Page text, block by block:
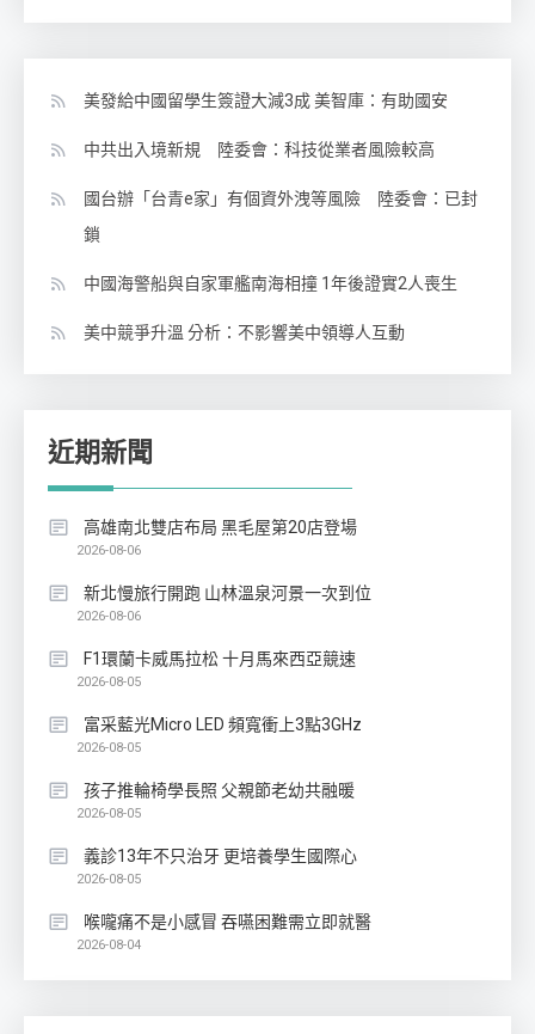
美發給中國留學生簽證大減3成 美智庫：有助國安
中共出入境新規 陸委會：科技從業者風險較高
國台辦「台青e家」有個資外洩等風險 陸委會：已封
鎖
中國海警船與自家軍艦南海相撞 1年後證實2人喪生
美中競爭升溫 分析：不影響美中領導人互動
近期新聞
高雄南北雙店布局 黑毛屋第20店登場
2026-08-06
新北慢旅行開跑 山林溫泉河景一次到位
2026-08-06
F1環蘭卡威馬拉松 十月馬來西亞競速
2026-08-05
富采藍光Micro LED 頻寬衝上3點3GHz
2026-08-05
孩子推輪椅學長照 父親節老幼共融暖
2026-08-05
義診13年不只治牙 更培養學生國際心
2026-08-05
喉嚨痛不是小感冒 吞嚥困難需立即就醫
2026-08-04